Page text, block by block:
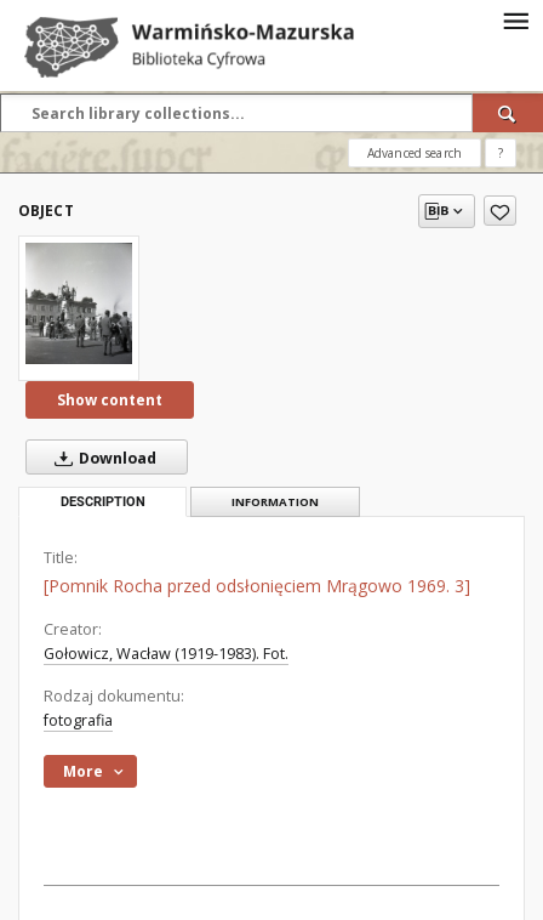
Advanced search ?
OBJECT
Show content
Download
DESCRIPTION INFORMATION
Title:
[Pomnik Rocha przed odsłonięciem Mrągowo 1969. 3]
Creator:
Gołowicz, Wacław (1919-1983). Fot.
Rodzaj dokumentu:
fotografia
More